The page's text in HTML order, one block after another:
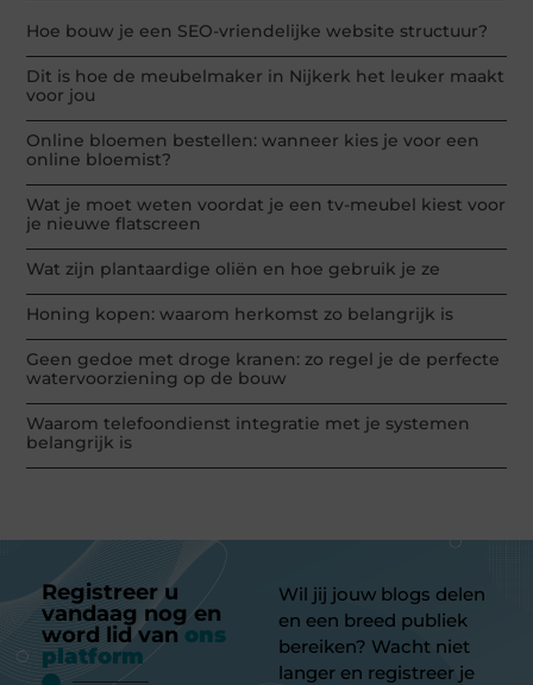
Hoe bouw je een SEO-vriendelijke website structuur?
Dit is hoe de meubelmaker in Nijkerk het leuker maakt
voor jou
Online bloemen bestellen: wanneer kies je voor een
online bloemist?
Wat je moet weten voordat je een tv-meubel kiest voor
je nieuwe flatscreen
Wat zijn plantaardige oliën en hoe gebruik je ze
Honing kopen: waarom herkomst zo belangrijk is
Geen gedoe met droge kranen: zo regel je de perfecte
watervoorziening op de bouw
Waarom telefoondienst integratie met je systemen
belangrijk is
Registreer u
vandaag nog en
word lid van ons
platform
Wil jij jouw blogs delen
en een breed publiek
bereiken? Wacht niet
langer en registreer je